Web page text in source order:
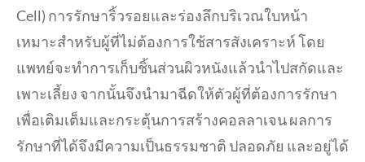
Cell) การรักษาริ้วรอยและร่องลึกบริเวณใบหน้า
เหมาะสำหรับผู้ที่ไม่ต้องการใช้สารสังเคราะห์ โดย
แพทย์จะทำการเก็บชิ้นส่วนผิวหนังแล้วนำไปสกัดและ
เพาะเลี้ยง จากนั้นจึงนำมาฉีดให้ตัวผู้ที่ต้องการรักษา
เพื่อเติมเต็มและกระตุ้นการสร้างคอลลาเจน ผลการ
รักษาที่ได้จึงมีความเป็นธรรมชาติ ปลอดภัย และอยู่ได้